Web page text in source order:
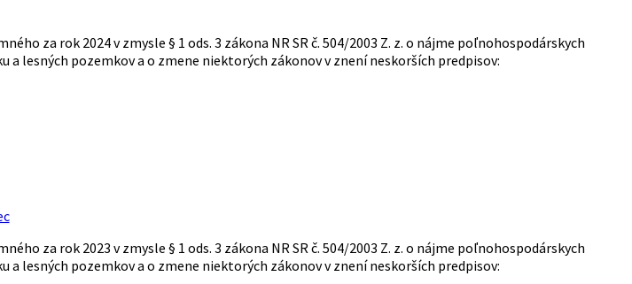
za rok 2024 v zmysle § 1 ods. 3 zákona NR SR č. 504/2003 Z. z. o nájme poľnohospodárskych
a lesných pozemkov a o zmene niektorých zákonov v znení neskorších predpisov:
za rok 2023 v zmysle § 1 ods. 3 zákona NR SR č. 504/2003 Z. z. o nájme poľnohospodárskych
a lesných pozemkov a o zmene niektorých zákonov v znení neskorších predpisov: